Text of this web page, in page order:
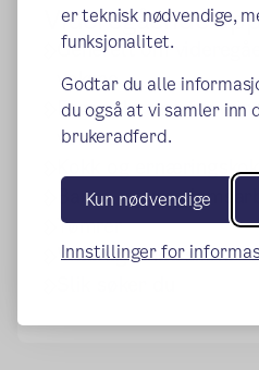
er teknisk nødvendige,
funksjonalitet.
Godtar du alle
du også at vi samler inn
brukeradferd.
Kun nødvendige
Innstillinger for
Videregående
Generelt om
voksne
Fagopplæring for
voksne
Kokk og
Barne- og
Tømrer
Videregående skole -